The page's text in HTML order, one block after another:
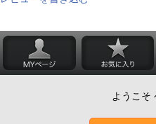
ようこそ